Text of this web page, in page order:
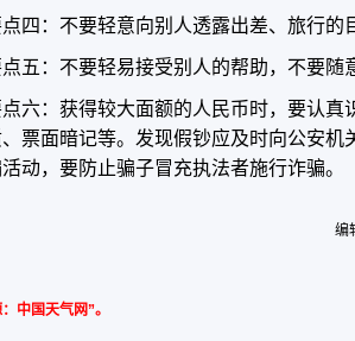
四：不要轻意向别人透露出差、旅行的
五：不要轻易接受别人的帮助，不要随
六：获得较大面额的人民币时，要认真
票面暗记等。发现假钞应及时向公安机
动，要防止骗子冒充执法者施行诈骗。
编
中国天气网”。